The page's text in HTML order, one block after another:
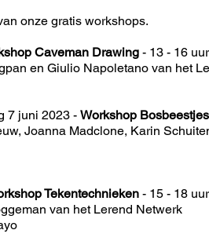
onze gratis workshops.
Caveman Drawing - 13 - 16 uur
en Giulio Napoletano van het
7 juni 2023 - Workshop
Joanna Madclone, Karin
Tekentechnieken - 15 - 18 uur
van het Lerend Netwerk